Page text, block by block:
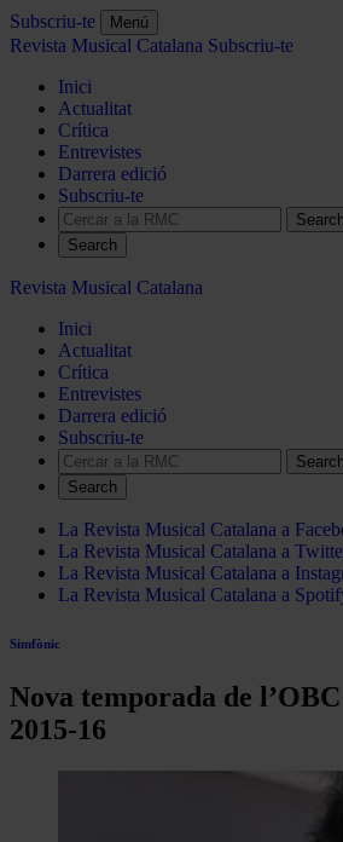
Subscriu-te Menú
Revista Musical Catalana Subscriu-te
Inici
Actualitat
Crítica
Entrevistes
Darrera edició
Subscriu-te
Search
Revista Musical Catalana
Inici
Actualitat
Crítica
Entrevistes
Darrera edició
Subscriu-te
Search
La Revista Musical Catalana a
La Revista Musical Catalana a
La Revista Musical Catalana a
La Revista Musical Catalana a
Simfònic
Nova temporada de
2015-16